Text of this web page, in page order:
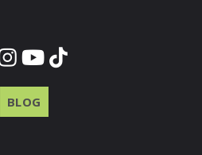
BLOG